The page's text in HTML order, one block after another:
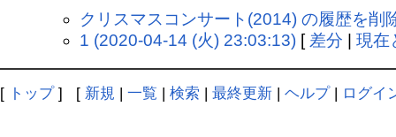
クリスマスコンサート(2014) の履歴を削
1 (2020-04-14 (火) 23:03:13)[ 差分 現在
[ トップ] [ 新規 | 一覧 | 検索 | 最終更新 | ヘルプ| ログイ